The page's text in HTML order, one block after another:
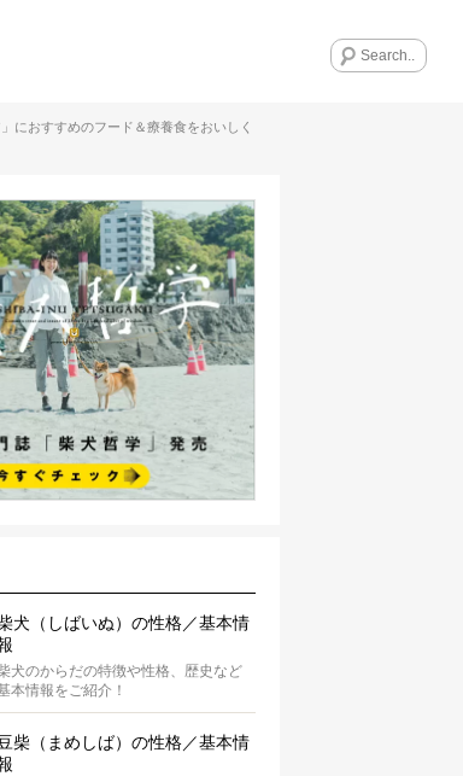
におすすめのフード＆療養食をおいしく
犬（しばいぬ）の性格／基本情
犬のからだの特徴や性格、歴史など
本情報をご紹介！
柴（まめしば）の性格／基本情